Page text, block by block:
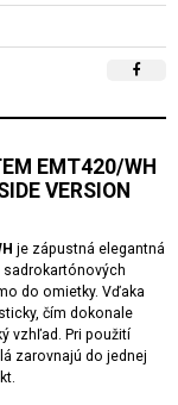
EMT420/WH
VERSION
je zápustná elegantná
sadrokartónových
do omietky. Vďaka
čím dokonale
vzhľad. Pri použití
zarovnajú do jednej